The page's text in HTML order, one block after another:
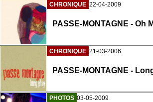
CHRONIQUE 22-04-2009
PASSE-MONTAGNE - Oh
CHRONIQUE 21-03-2006
PASSE-MONTAGNE -
PHOTOS 03-05-2009